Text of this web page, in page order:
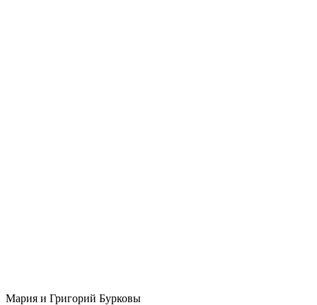
Мария и Григорий Бурковы